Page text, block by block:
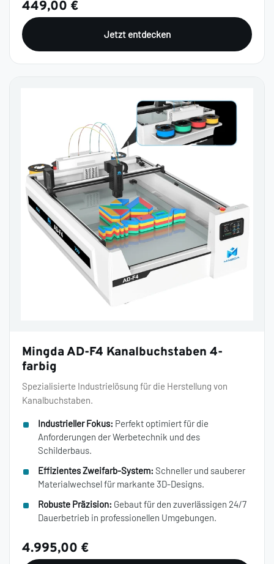
449,00 €
Jetzt entdecken
Mingda AD-F4 Kanalbuchstaben 4-
farbig
Spezialisierte Industrielösung für die Herstellung von
Kanalbuchstaben.
Industrieller Fokus: Perfekt optimiert für die
Anforderungen der Werbetechnik und des
Schilderbaus.
Effizientes Zweifarb-System: Schneller und sauberer
Materialwechsel für markante 3D-Designs.
Robuste Präzision: Gebaut für den zuverlässigen 24/7
Dauerbetrieb in professionellen Umgebungen.
4.995,00 €